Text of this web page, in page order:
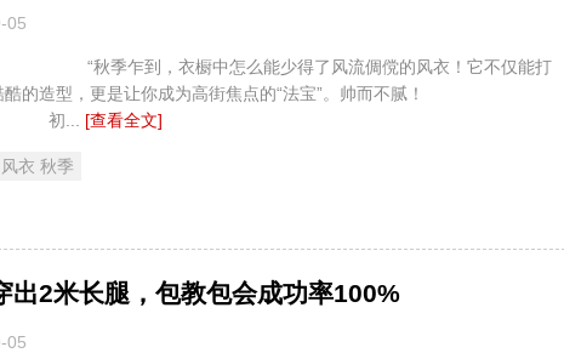
05
到，衣橱中怎么能少得了风流倜傥的风衣！它不仅能打
酷的造型，更是让你成为高街焦点的“法宝”。帅而不腻！
... [查看全文]
风衣 秋季
出2米长腿，包教包会成功率100%
05